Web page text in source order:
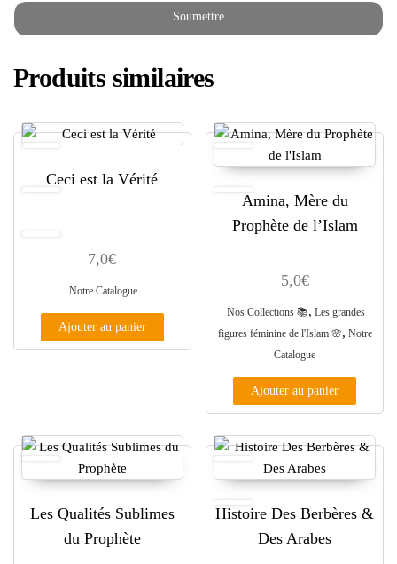
Produits similaires
Ceci est la Vérité
7,0€
Notre Catalogue
Ajouter au panier
Amina, Mère du
Prophète de l’Islam
5,0€
Nos Collections 📚, Les grandes
figures féminine de l'Islam 🌸, Notre
Catalogue
Ajouter au panier
Les Qualités Sublimes
du Prophète
Histoire Des Berbères &
Des Arabes